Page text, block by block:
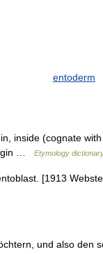
entoderm
inside (cognate with
…
Etymology
[1913
und also den